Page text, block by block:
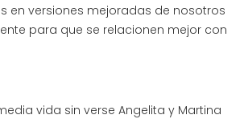
en versiones mejoradas de nosotros
para que se relacionen mejor con
vida sin verse Angelita y Martina